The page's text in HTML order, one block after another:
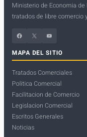
Ministerio de Economia
tratados de libre comercio
Facebook X
YouTube
MAPA DEL SITIO
Tratados Comerciales
Politica Comercial
Facilitacion de Comercio
Legislacion Comercial
Escritos Generales
Noticias